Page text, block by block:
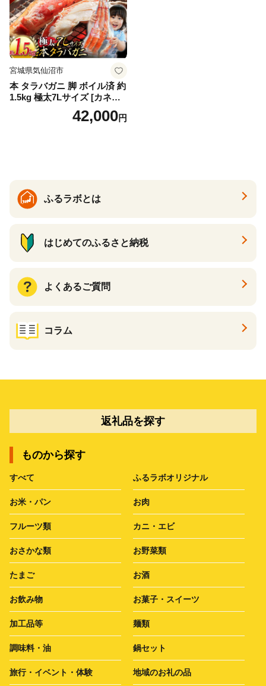
宮城県気仙沼市
本 タラバガニ 脚 ボイル済 約
1.5kg 極太7Lサイズ [カネダ
イ 宮城県 気仙沼市 2056432
6] カニ かに 蟹 たらばがに た
42,000円
ふるラボとは
はじめてのふるさと納税
よくあるご質問
コラム
返礼品を探す
ものから探す
すべて ふるラボオリジナル
お米・パン お肉
フルーツ類 カニ・エビ
おさかな類 お野菜類
たまご お酒
お飲み物 お菓子・スイーツ
加工品等 麺類
調味料・油 鍋セット
旅行・イベント・体験 地域のお礼の品